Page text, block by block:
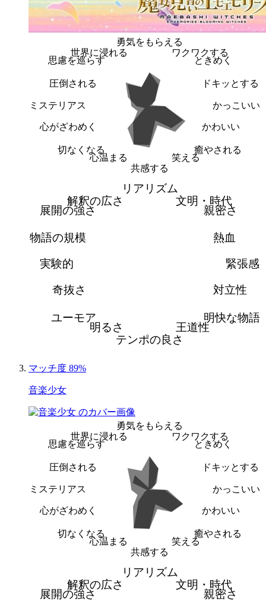
勇気をもらえる
ワクワクする
ときめく
ドキッとする
かっこいい
かわいい
癒やされる
笑える
共感する
心温まる
切なくなる
心がざわめく
ミステリアス
圧倒される
思慮を巡らす
世界に浸れる
リアリズム
文明・時代
親密さ
熱血
緊張感
対立性
明快な物語
王道性
テンポの良さ
明るさ
ユーモア
奇抜さ
実験的
物語の規模
展開の強さ
解釈の広さ
マッチ度 89%
音楽少女
勇気をもらえる
ワクワクする
ときめく
ドキッとする
かっこいい
かわいい
癒やされる
笑える
共感する
心温まる
切なくなる
心がざわめく
ミステリアス
圧倒される
思慮を巡らす
世界に浸れる
リアリズム
文明・時代
親密さ
展開の強さ
解釈の広さ